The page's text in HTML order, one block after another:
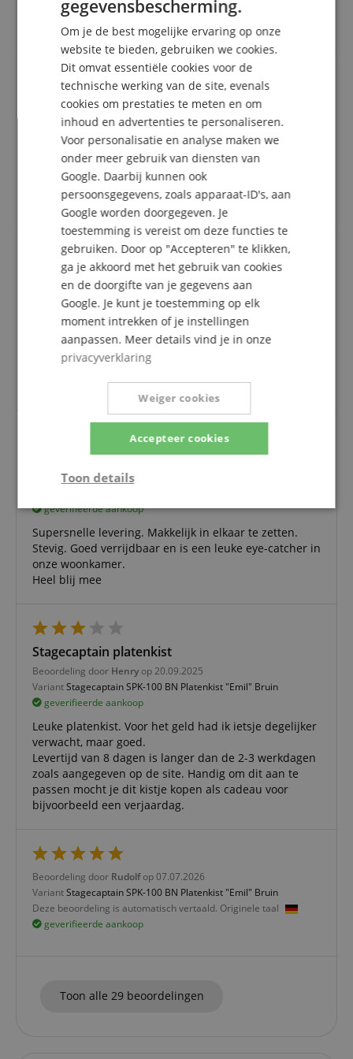
hun klantenaccount een beoordeling voor het
artikel geven.
Geweldige opbergdoos voor vinylplaten
Beoordeling doorIngoop 29.01.2025
Deze beoordeling is automatisch vertaald. Originele taal
geverifieerde aankoop
Gemakkelijk in elkaar te zetten. Ziet er goed uit en
mijn platen zijn goed opgeborgen. Een echte
aanrader!
Vlot en goed
Beoordeling doorTWop 29.12.2025
Stagecaptain SPK-100 BN Platenkist "Emil" Bruin
Levering was snel na de bestelling, het product was
hand van de instructie.
Heel blij mee
Beoordeling doorNadia
geverifieerde aankoop
Supersnelle levering. Makkelijk in elkaar te zetten.
Stevig. Goed verrijdbaar en is een leuke eye-catcher in
onze woonkamer.
Heel blij mee
Stagecaptain platenkist
Beoordeling door Henry op 20.09.2025
VariantStagecaptain SPK-100 BN Platenkist "Emil" Bruin
geverifieerde aankoop
Leuke platenkist. Voor het geld had ik ietsje degelijker
verwacht, maar goed.
Levertijd van 8 dagen is langer dan de 2-3 werkdagen
zoals aangegeven op de site. Handig om dit aan te
passen mocht je dit kistje kopen als cadeau voor
bijvoorbeeld een verjaardag.
Beoordeling door Rudolfop 07.07.2026
VariantStagecaptain SPK-100 BN Platenkist "Emil" Bruin
Deze beoordeling is automatisch vertaald. Originele taal
geverifieerde aankoop
Toon alle 29 beoordelingen
ITALIAN
SPANISH
gegevensbescherming.
Om je de best mogelijke ervaring op onze
website te bieden, gebruiken we cookies.
Dit omvat essentiële cookies voor de
technische werking van de site, evenals
cookies om prestaties te meten en om
inhoud en advertenties te personaliseren.
Voor personalisatie en analyse maken we
onder meer gebruik van diensten van
Google. Daarbij kunnen ook
persoonsgegevens, zoals apparaat-ID's, aan
Google worden doorgegeven. Je
toestemming is vereist om deze functies te
gebruiken. Door op "Accepteren" te klikken,
ga je akkoord met het gebruik van cookies
en de doorgifte van je gegevens aan
Google. Je kunt je toestemming op elk
moment intrekken of je instellingen
aanpassen. Meer details vind je in onze
privacyverklaring
Accepteer cookies
Weiger cookies
Toon details
Strikt
Prestatie Gericht op
Functionaliteit
Strikt noodzakelijk
Functionaliteit
Niet-geclassificeerd
Strikt noodzakelijke cookies maken
kernfunctionaliteit van de website mogelijk, zoals
gebruikersaanmelding en accountbeheer. Zonder
strikt noodzakelijke cookies kan de website niet
correct worden gebruikt.
.kirstein.nl